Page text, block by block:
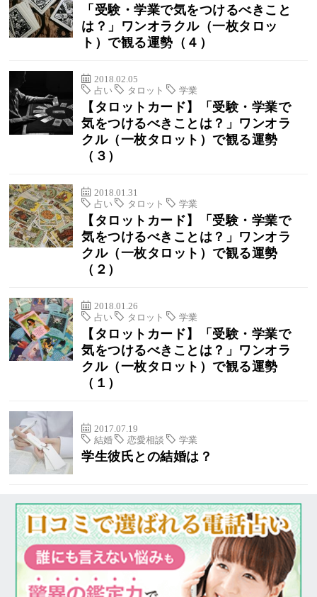
「受験・学業で気をつけるべきこと
は？」ワンオラクル（一枚タロッ
ト）で観る運勢（４）
2018.02.05
占い
タロット 学業
【タロットカード】「受験・学業で
気をつけるべきことは？」ワンオラ
クル（一枚タロット）で観る運勢
（３）
2018.01.31
占い
タロット 学業
【タロットカード】「受験・学業で
気をつけるべきことは？」ワンオラ
クル（一枚タロット）で観る運勢
（２）
2018.01.26
占い
タロット 学業
【タロットカード】「受験・学業で
気をつけるべきことは？」ワンオラ
クル（一枚タロット）で観る運勢
（１）
2017.07.19
結婚
恋愛相談 学業
学生彼氏との結婚は？